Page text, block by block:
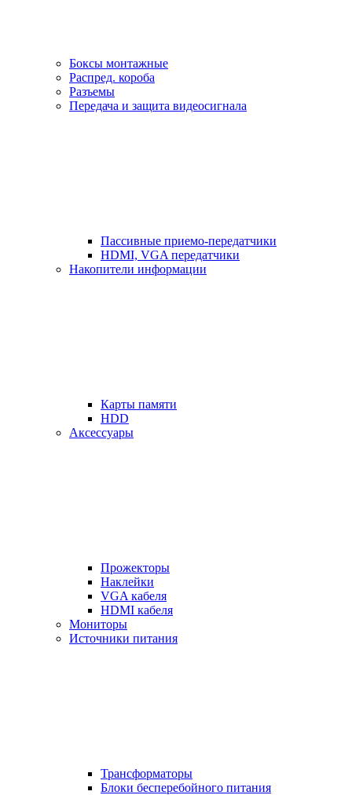
Боксы монтажные
Распред. короба
Разъемы
Передача и защита видеосигнала
Пассивные приемо-передатчики
HDMI, VGA передатчики
Накопители информации
Карты памяти
HDD
Аксессуары
Прожекторы
Наклейки
VGA кабеля
HDMI кабеля
Мониторы
Источники питания
Трансформаторы
Блоки бесперебойного питания